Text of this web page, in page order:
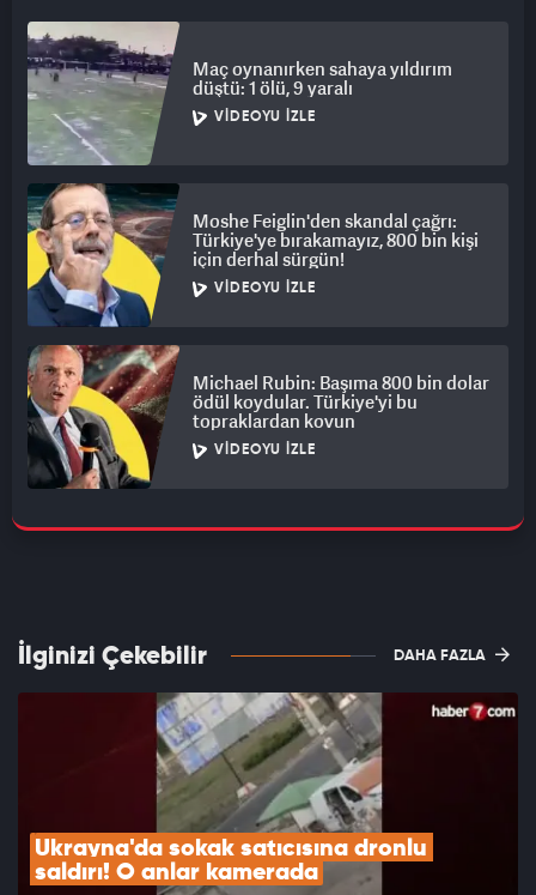
Maç oynanırken sahaya yıldırım
düştü: 1 ölü, 9 yaralı
VIDEOYU İZLE
Moshe Feiglin'den skandal çağrı:
Türkiye'ye bırakamayız, 800 bin kişi
için derhal sürgün!
VIDEOYU İZLE
Michael Rubin: Başıma 800 bin dolar
ödül koydular. Türkiye'yi bu
topraklardan kovun
VIDEOYU İZLE
İlginizi Çekebilir DAHA FAZLA
Ukrayna'da sokak satıcısına dronlu
saldırı! O anlar kamerada